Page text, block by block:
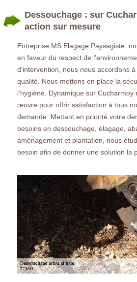
Dessouchage : sur
action sur mesure
Entreprise MS Elagage Paysagiste,
en faveur du respect de
d’intervention, nous nous accordons
qualité. Nous mettons en place la
l’hygiène. Dynamique sur
œuvre pour offrir satisfaction à tous
demande. Mettant en priorité votre
besoins en dessouchage, élagage,
aménagement et plantation, nous
besoin afin de donner une solution la